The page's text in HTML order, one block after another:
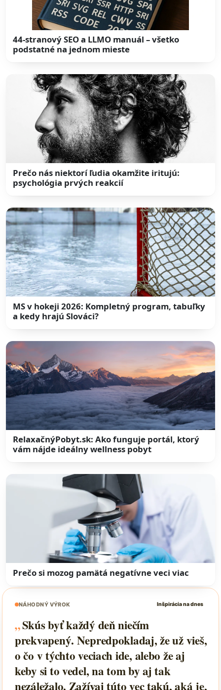
44-stranový SEO a LLMO manuál – všetko
podstatné na jednom mieste
Prečo nás niektorí ľudia okamžite iritujú:
psychológia prvých reakcií
MS v hokeji 2026: Kompletný program, tabuľky
a kedy hrajú Slováci?
RelaxačnýPobyt.sk: Ako funguje portál, ktorý
vám nájde ideálny wellness pobyt
Prečo si mozog pamätá negatívne veci viac